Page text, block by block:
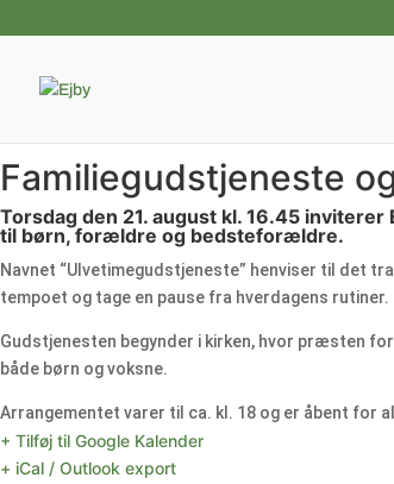
Familiegudstjeneste
Torsdag den 21. august kl. 16.45
til børn, forældre og bedsteforældre.
Navnet “Ulvetimegudstjeneste” henviser til det
tempoet og tage en pause fra hverdagens rutiner.
Gudstjenesten begynder i kirken, hvor præsten
både børn og voksne.
Arrangementet varer til ca. kl. 18 og er åbent for
+ Tilføj til Google Kalender
+ iCal / Outlook export